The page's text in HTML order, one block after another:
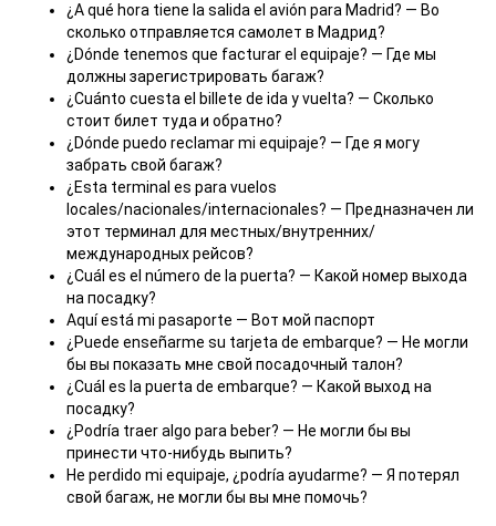
¿A qué hora tiene la salida el avión para Madrid? — Во
сколько отправляется самолет в Мадрид?
¿Dónde tenemos que facturar el equipaje? — Где мы
должны зарегистрировать багаж?
¿Cuánto cuesta el billete de ida y vuelta? — Сколько
стоит билет туда и обратно?
¿Dónde puedo reclamar mi equipaje? — Где я могу
забрать свой багаж?
¿Esta terminal es para vuelos
locales/nacionales/internacionales? — Предназначен ли
этот терминал для местных/внутренних/
международных рейсов?
¿Cuál es el número de la puerta? — Какой номер выхода
на посадку?
Aquí está mi pasaporte — Вот мой паспорт
¿Puede enseñarme su tarjeta de embarque? — Не могли
бы вы показать мне свой посадочный талон?
¿Cuál es la puerta de embarque? — Какой выход на
посадку?
¿Podría traer algo para beber? — Не могли бы вы
принести что-нибудь выпить?
He perdido mi equipaje, ¿podría ayudarme? — Я потерял
свой багаж, не могли бы вы мне помочь?